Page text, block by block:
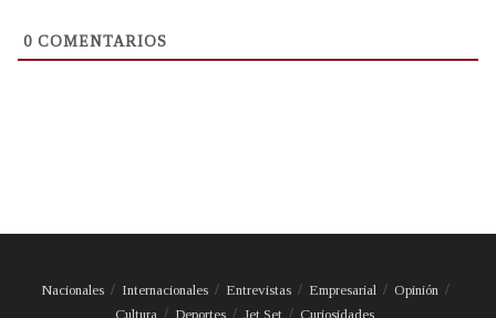
0 COMENTARIOS
Nacionales Internacionales Entrevistas Empresarial
Opinión
Cultura
Deportes Jet Set Curiosidades